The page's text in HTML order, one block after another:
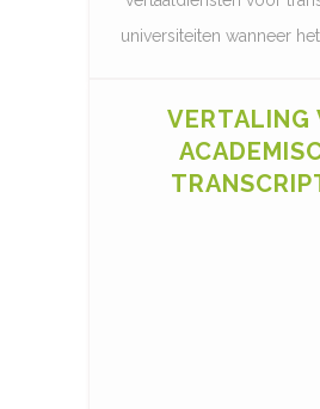
universiteiten wanneer
VERTALING